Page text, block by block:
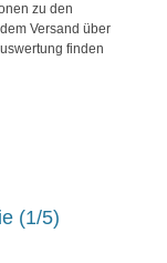
zu den
Versand über
finden
(1/5)